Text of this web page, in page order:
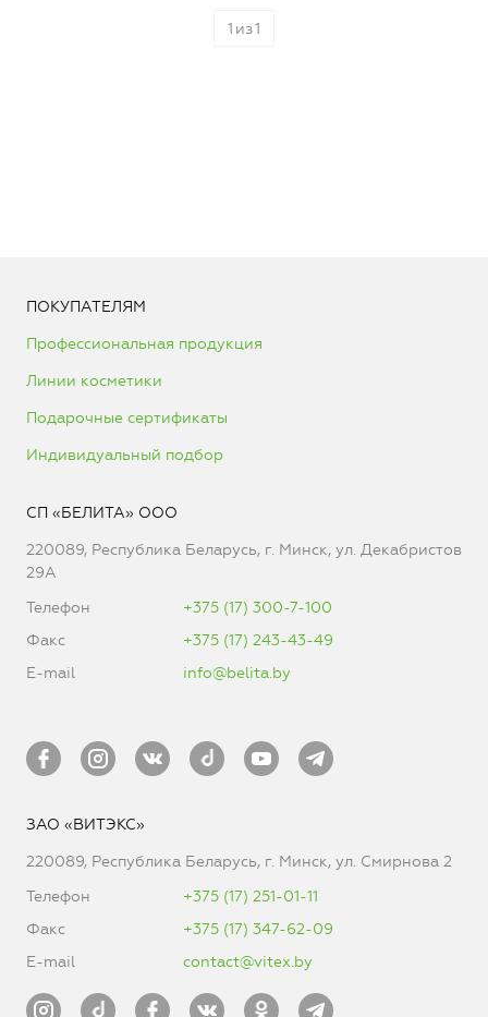
1 из1
ПОКУПАТЕЛЯМ
Профессиональная продукция
Линии косметики
Подарочные сертификаты
Индивидуальный подбор
СП «БЕЛИТА» ООО
220089, Республика Беларусь, г. Минск, ул. Декабристов
29А
Телефон
+375 (17) 300-7-100
Факс
+375 (17) 243-43-49
E-mail
info@belita.by
ЗАО «ВИТЭКС»
220089, Республика Беларусь, г. Минск, ул. Смирнова 2
Телефон
+375 (17) 251-01-11
Факс
+375 (17) 347-62-09
E-mail
contact@vitex.by